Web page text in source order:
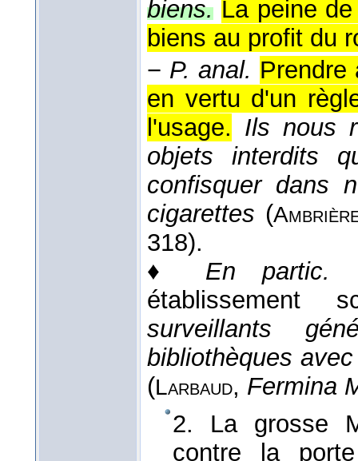
biens. La peine
biens au profit du
− P. anal. Prendre
en vertu d'un
l'usage. Ils nous
objets interdits
confisquer dans
cigarettes (
318).
♦ En partic.
établissement
surveillants
bibliothèques
(Larbaud, Fermina
2. La grosse
contre la